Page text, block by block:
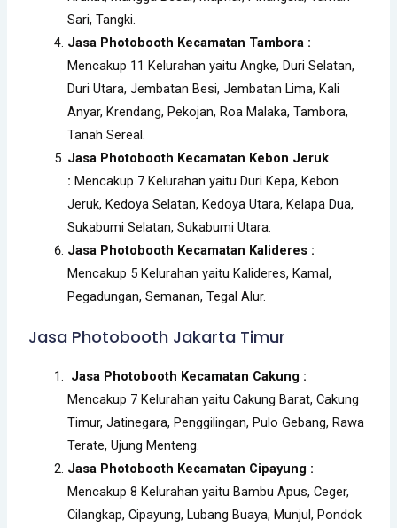
Sari, Tangki.
Jasa Photobooth Kecamatan Tambora :
Mencakup 11 Kelurahan yaitu Angke, Duri Selatan,
Duri Utara, Jembatan Besi, Jembatan Lima, Kali
Anyar, Krendang, Pekojan, Roa Malaka, Tambora,
Tanah Sereal.
Jasa Photobooth Kecamatan Kebon Jeruk
: Mencakup 7 Kelurahan yaitu Duri Kepa, Kebon
Jeruk, Kedoya Selatan, Kedoya Utara, Kelapa Dua,
Sukabumi Selatan, Sukabumi Utara.
Jasa Photobooth Kecamatan Kalideres :
Mencakup 5 Kelurahan yaitu Kalideres, Kamal,
Pegadungan, Semanan, Tegal Alur.
Jasa Photobooth Jakarta Timur
Jasa Photobooth Kecamatan Cakung :
Mencakup 7 Kelurahan yaitu Cakung Barat, Cakung
Timur, Jatinegara, Penggilingan, Pulo Gebang, Rawa
Terate, Ujung Menteng.
Jasa Photobooth Kecamatan Cipayung :
Mencakup 8 Kelurahan yaitu Bambu Apus, Ceger,
Cilangkap, Cipayung, Lubang Buaya, Munjul, Pondok